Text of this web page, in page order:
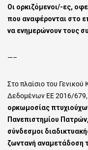
Οι ορκιζόμενοι/-ες,
που αναφέρονται στο
να ενημερώνουν τους
—–
Στο πλαίσιο του
Δεδομένων ΕΕ 2016/
ορκωμοσίας
Πανεπιστημίου
σύνδεσμοι
ζωντανή αναμετάδοση